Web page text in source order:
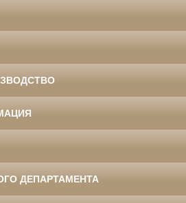
ДЕПАРТАМЕНТА